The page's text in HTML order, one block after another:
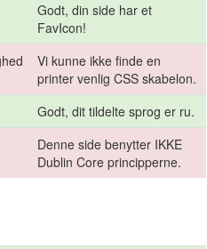
Godt, din side har et
FavIcon!
Vi kunne ikke finde en
printer venlig CSS skabelon.
Godt, dit tildelte sprog er ru.
Denne side benytter IKKE
Dublin Core principperne.